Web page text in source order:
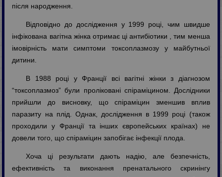
після народження.
Відповідно до дослідження у 1999 році, чим швидше
інфікована вагітна жінка отримає ці антибіотики , тим менша
імовірність мати симптоми токсоплазмозу у майбутньої
дитини.
В 1988 році у Франції всі вагітні жінки з діагнозом
“токсоплазмоз” були проліковані спіраміцином. Дослідники
прийшли до висновку, що спіраміцин зменшив вплив
паразиту на плід. Однак, дослідження в 1999 році (також
проходили у Франції та інших європейських країнах) не
довели того, що спіраміцин запобігає інфекції плода.
Хоча ці результати дають надію, але безпечність,
ефективність та виконання пренатального скринінгу